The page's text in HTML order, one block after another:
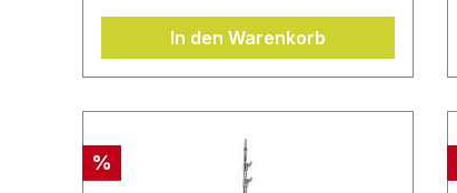
In den Warenkorb
%